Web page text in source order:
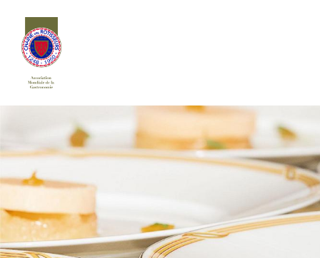
Siirry
sivun
sisältöön
Chaîne des Rôtisseurs Finlande ry